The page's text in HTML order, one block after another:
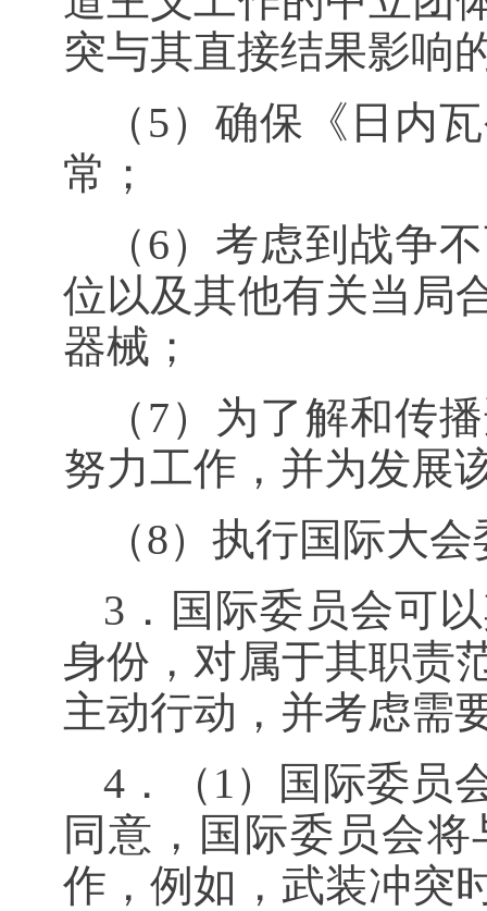
突与其直接结果影响
（ 5）确保《日内
常；
（6）考虑到战争
位以及其他有关当局
器械；
（ 7）为了解和传
努力工作，并为发展
（8）执行国际大
3．国际委员会可
身份，对属于其职责
主动行动，并考虑需
4．（ 1）国际委员
同意，国际委员会
作，例如，武装冲突